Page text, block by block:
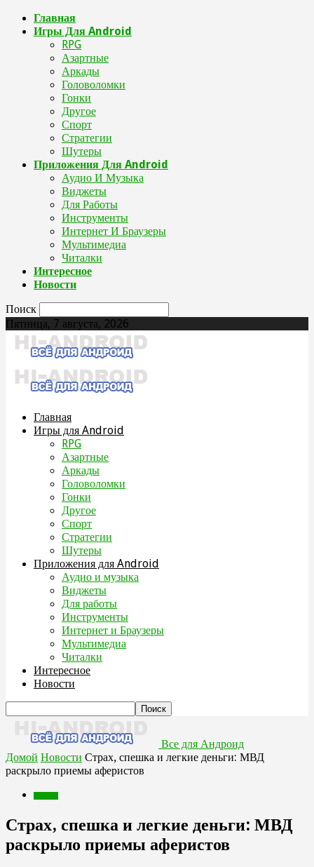
Главная
Игры Для Android
RPG
Азартные
Аркады
Головоломки
Гонки
Другое
Спорт
Стратегии
Шутеры
Приложения Для Android
Аудио И Музыка
Виджеты
Для Работы
Инструменты
Интернет И Браузеры
Мультимедиа
Читалки
Интересное
Новости
Поиск
Пятница, 7 августа, 2026
Главная
Игры для Android
RPG
Азартные
Аркады
Головоломки
Гонки
Другое
Спорт
Стратегии
Шутеры
Приложения для Android
Аудио и музыка
Виджеты
Для работы
Инструменты
Интернет и Браузеры
Мультимедиа
Читалки
Интересное
Новости
Все для Андроид
Домой Новости Страх, спешка и легкие деньги: МВД
раскрыло приемы аферистов
Страх, спешка и легкие деньги: МВД
раскрыло приемы аферистов